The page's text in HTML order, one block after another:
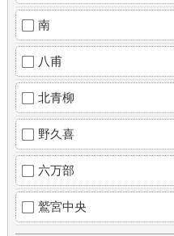
南
八甫
北青柳
野久喜
六万部
鷲宮中央